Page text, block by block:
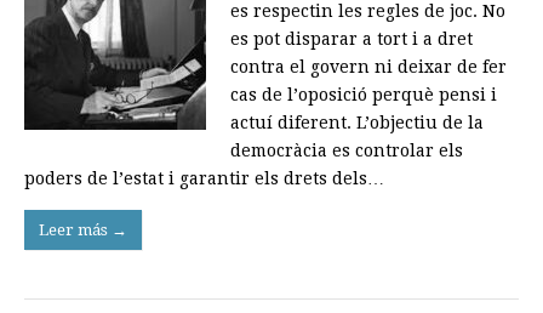
es respectin les regles de joc. No
es pot disparar a tort i a dret
contra el govern ni deixar de fer
cas de l’oposició perquè pensi i
actuí diferent. L’objectiu de la
democràcia es controlar els
poders de l’estat i garantir els drets dels…
Leer más →